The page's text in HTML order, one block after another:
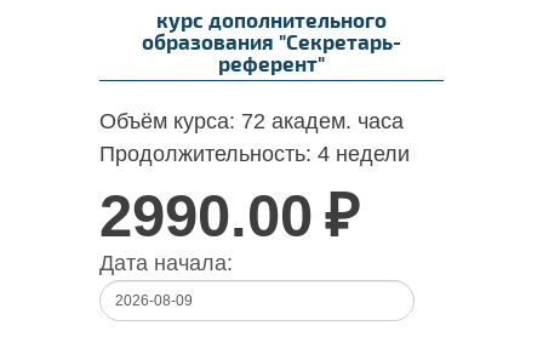
курс дополнительного
образования "Секретарь-
референт"
Объём курса: 72 академ. часа
Продолжительность: 4 недели
2990.00 ₽
Дата начала: